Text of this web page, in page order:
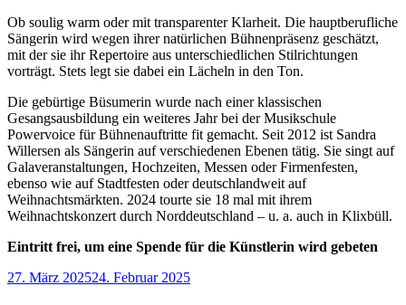
Ob soulig warm oder mit transparenter Klarheit. Die hauptberufliche
Sängerin wird wegen ihrer natürlichen Bühnenpräsenz geschätzt,
mit der sie ihr Repertoire aus unterschiedlichen Stilrichtungen
vorträgt. Stets legt sie dabei ein Lächeln in den Ton.
Die gebürtige Büsumerin wurde nach einer klassischen
Gesangsausbildung ein weiteres Jahr bei der Musikschule
Powervoice für Bühnenauftritte fit gemacht. Seit 2012 ist Sandra
Willersen als Sängerin auf verschiedenen Ebenen tätig. Sie singt auf
Galaveranstaltungen, Hochzeiten, Messen oder Firmenfesten,
ebenso wie auf Stadtfesten oder deutschlandweit auf
Weihnachtsmärkten. 2024 tourte sie 18 mal mit ihrem
Weihnachtskonzert durch Norddeutschland – u. a. auch in Klixbüll.
Eintritt frei, um eine Spende für die Künstlerin wird gebeten
Veröffentlicht
27. März 202524. Februar 2025